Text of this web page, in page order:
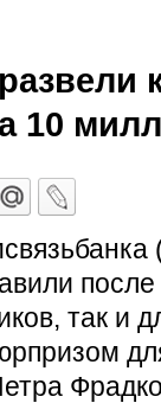
10
так и